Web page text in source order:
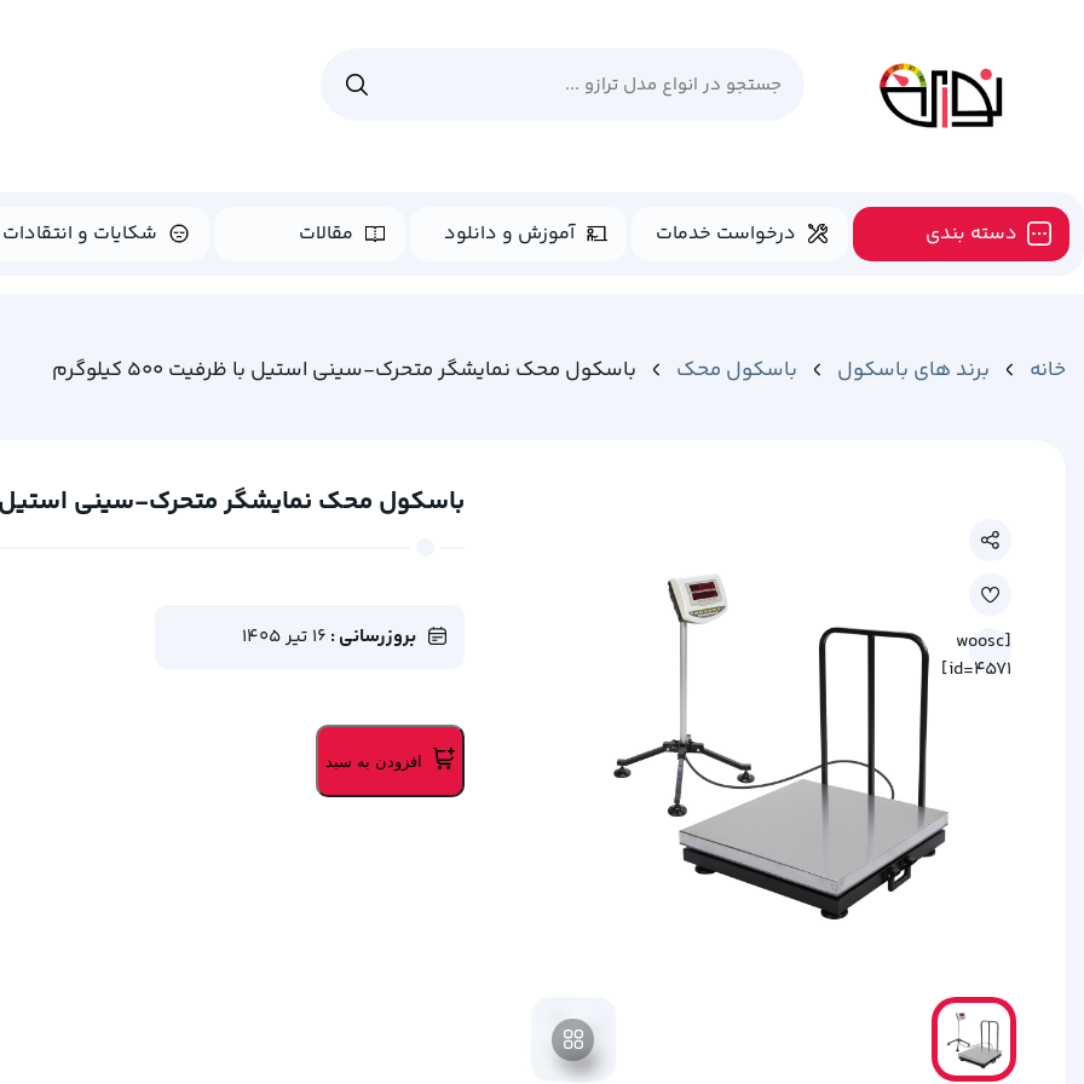
دسته بندی درخواست خدمات آموزش و دانلود مقالات شکایات و انتقادات
خانه برند های باسکول باسکول محک باسکول محک نمایشگر متحرک-سینی استیل با ظرفیت 500 کیلوگرم
[woosc
id=4571]
باسکول محک نمایشگر متحرک-سینی استیل با ظرفیت
بروزرسانی : 16 تیر 1405
افزودن به سبد